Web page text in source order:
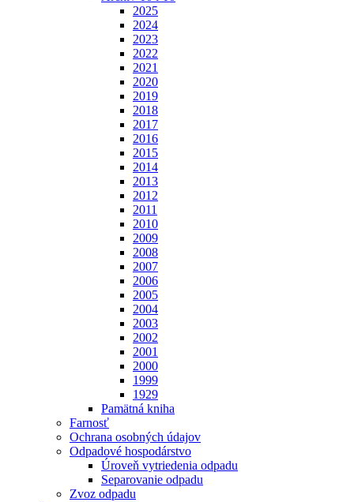
2025
2024
2023
2022
2021
2020
2019
2018
2017
2016
2015
2014
2013
2012
2011
2010
2009
2008
2007
2006
2005
2004
2003
2002
2001
2000
1999
1929
Pamätná kniha
Farnosť
Ochrana osobných údajov
Odpadové hospodárstvo
Úroveň vytriedenia odpadu
Separovanie odpadu
Zvoz odpadu